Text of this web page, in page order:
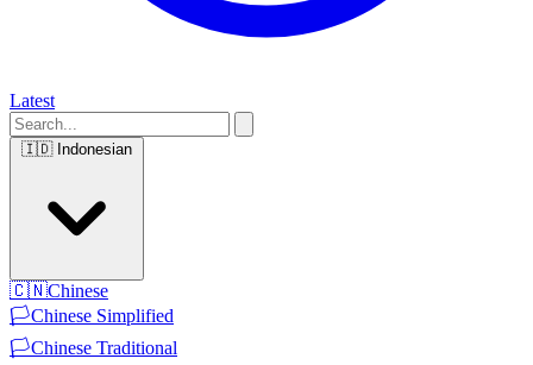
Latest
🇮🇩 Indonesian
🇨🇳Chinese
🏳️Chinese Simplified
🏳️Chinese Traditional